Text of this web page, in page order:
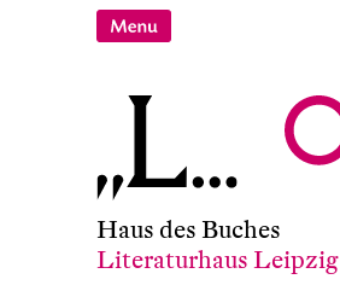
Haus des Buches
Literaturhaus Leipzig